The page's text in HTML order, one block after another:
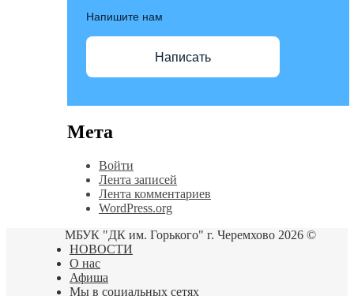
Напишите нам
Написать
Мета
Войти
Лента записей
Лента комментариев
WordPress.org
МБУК "ДК им. Горького" г. Черемхово 2026 ©
НОВОСТИ
О нас
Афиша
Мы в социальных сетях